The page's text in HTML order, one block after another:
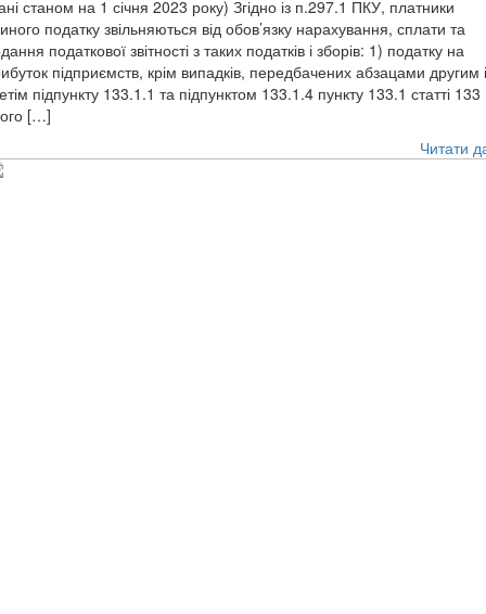
станом на 1 січня 2023 року) Згідно із п.297.1 ПКУ, платники
податку звільняються від обов’язку нарахування, сплати та
податкової звітності з таких податків і зборів: 1) податку на
підприємств, крім випадків, передбачених абзацами другим і
підпункту 133.1.1 та підпунктом 133.1.4 пункту 133.1 статті 133
[…]
Читати